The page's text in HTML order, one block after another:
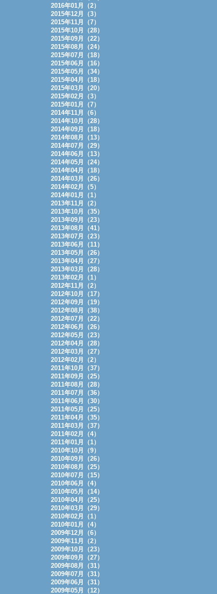
2016年01月（2）
2015年12月（3）
2015年11月（7）
2015年10月（28）
2015年09月（22）
2015年08月（24）
2015年07月（18）
2015年06月（16）
2015年05月（34）
2015年04月（18）
2015年03月（20）
2015年02月（3）
2015年01月（7）
2014年11月（6）
2014年10月（28）
2014年09月（18）
2014年08月（13）
2014年07月（29）
2014年06月（13）
2014年05月（24）
2014年04月（18）
2014年03月（26）
2014年02月（5）
2014年01月（1）
2013年11月（2）
2013年10月（35）
2013年09月（23）
2013年08月（41）
2013年07月（23）
2013年06月（11）
2013年05月（26）
2013年04月（27）
2013年03月（28）
2013年02月（1）
2012年11月（2）
2012年10月（17）
2012年09月（19）
2012年08月（38）
2012年07月（22）
2012年06月（26）
2012年05月（23）
2012年04月（28）
2012年03月（27）
2012年02月（2）
2011年10月（37）
2011年09月（25）
2011年08月（28）
2011年07月（36）
2011年06月（30）
2011年05月（25）
2011年04月（35）
2011年03月（37）
2011年02月（4）
2011年01月（1）
2010年10月（9）
2010年09月（26）
2010年08月（25）
2010年07月（15）
2010年06月（4）
2010年05月（14）
2010年04月（25）
2010年03月（29）
2010年02月（1）
2010年01月（4）
2009年12月（6）
2009年11月（2）
2009年10月（23）
2009年09月（27）
2009年08月（31）
2009年07月（31）
2009年06月（31）
2009年05月（12）